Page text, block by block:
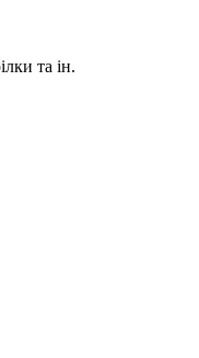
та ін.